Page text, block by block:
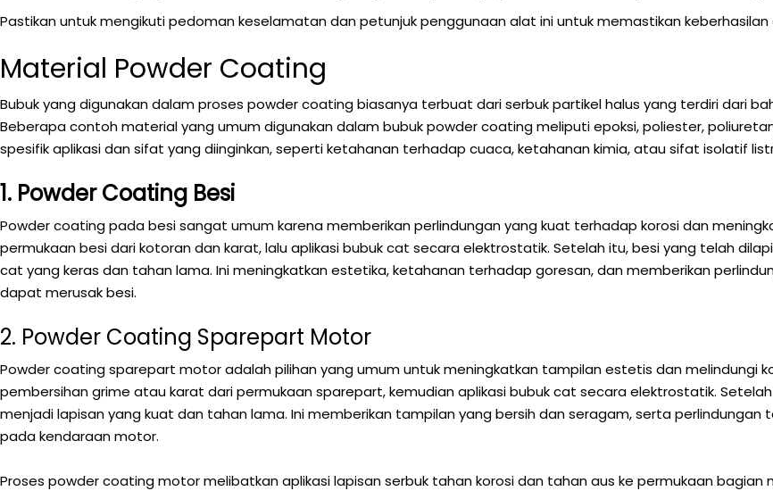
Pastikan untuk mengikuti pedoman keselamatan dan petunjuk penggunaan alat ini untuk memastikan
Material Powder Coating
Bubuk yang digunakan dalam proses powder coating biasanya terbuat dari serbuk partikel halus yang terdiri dari
Beberapa contoh material yang umum digunakan dalam bubuk powder coating meliputi epoksi, poliester,
spesifik aplikasi dan sifat yang diinginkan, seperti ketahanan terhadap cuaca, ketahanan kimia, atau sifat isolatif
1. Powder Coating Besi
Powder coating pada besi sangat umum karena memberikan perlindungan yang kuat terhadap korosi dan
permukaan besi dari kotoran dan karat, lalu aplikasi bubuk cat secara elektrostatik. Setelah itu, besi yang telah
cat yang keras dan tahan lama. Ini meningkatkan estetika, ketahanan terhadap goresan, dan memberikan
dapat merusak besi.
2. Powder Coating Sparepart Motor
Powder coating sparepart motor adalah pilihan yang umum untuk meningkatkan tampilan estetis dan melindungi
pembersihan grime atau karat dari permukaan sparepart, kemudian aplikasi bubuk cat secara elektrostatik.
menjadi lapisan yang kuat dan tahan lama. Ini memberikan tampilan yang bersih dan seragam, serta
pada kendaraan motor.
Proses powder coating motor melibatkan aplikasi lapisan serbuk tahan korosi dan tahan aus ke permukaan